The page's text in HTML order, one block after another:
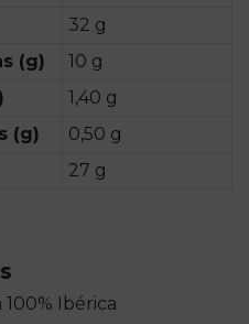
32 g
(g)
10 g
1,40 g
(g)
0,50 g
27 g
Ibérica